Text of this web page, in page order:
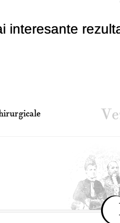
interesante